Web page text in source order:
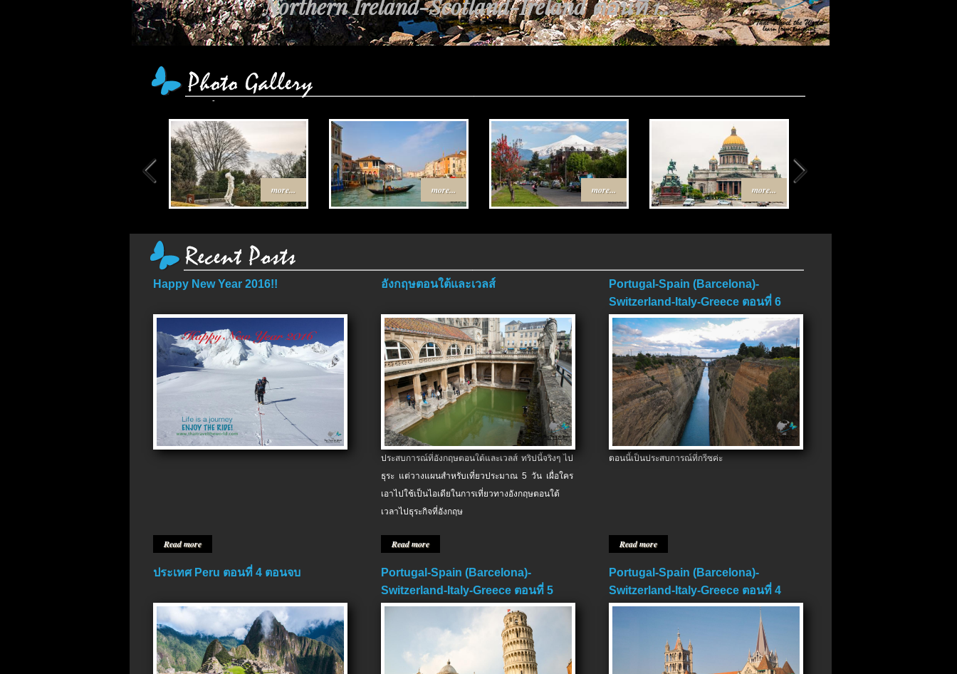
Northern Ireland-Scotland-Ireland ตอนที่ 1..
more... more... more... more...
Happy New Year 2016!!
Read more
อังกฤษตอนใต้และเวลส์
ประสบการณ์ที่อังกฤษตอนใต้และเวลส์ ทริปนี้จริงๆ ไป
ธุระ แต่วางแผนสำหรับเที่ยวประมาณ 5 วัน เผื่อใคร
เอาไปใช้เป็นไอเดียในการเที่ยวทางอังกฤษตอนใต้
เวลาไปธุระกิจที่อังกฤษ
Read more
Portugal-Spain (Barcelona)-
Switzerland-Italy-Greece ตอนที่ 6
ตอนจบ
ตอนนี้เป็นประสบการณ์ที่กรีซค่ะ
Read more
ประเทศ Peru ตอนที่ 4 ตอนจบ
Portugal-Spain (Barcelona)-
Switzerland-Italy-Greece ตอนที่ 5
Portugal-Spain (Barcelona)-
Switzerland-Italy-Greece ตอนที่ 4